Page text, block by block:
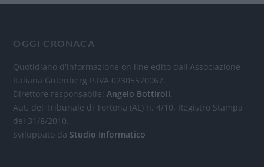
OGGI CRONACA
Quotidiano d'informazione on line edito dall'Associazione
Italiana Gutenberg P.IVA 02305570067.
Direttore responsabile:Angelo Bottiroli.
Aut. del Tribunale di Tortona (AL) n. 4/10, Registro Stampa
del 31/8/2010.
Sviluppato da Studio Informatico